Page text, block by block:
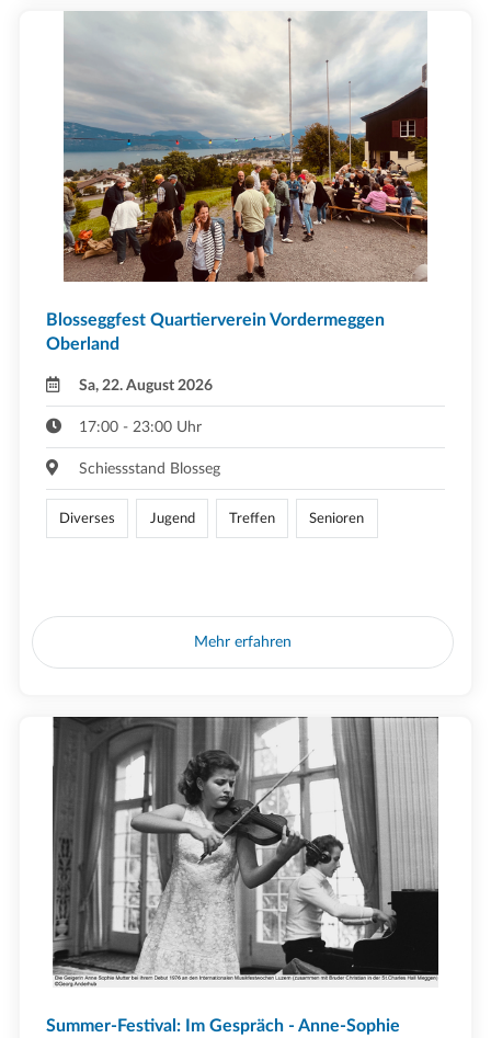
Blosseggfest Quartierverein Vordermeggen
Oberland
Sa, 22. August 2026
17:00 - 23:00 Uhr
Schiessstand Blosseg
Diverses Jugend Treffen Senioren
Mehr erfahren
Summer-Festival: Im Gespräch - Anne-Sophie